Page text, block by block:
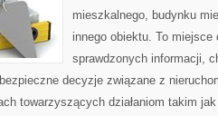
mieszkalnego, budynku
innego obiektu. To
sprawdzonych informacji,
decyzje związane z
towarzyszących działaniom takim